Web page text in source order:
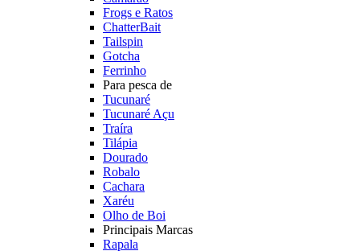
Frogs e Ratos
ChatterBait
Tailspin
Gotcha
Ferrinho
Para pesca de
Tucunaré
Tucunaré Açu
Traíra
Tilápia
Dourado
Robalo
Cachara
Xaréu
Olho de Boi
Principais Marcas
Rapala